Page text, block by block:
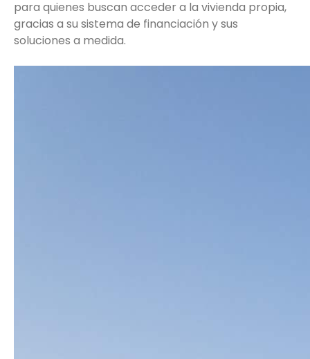
para quienes buscan acceder a la vivienda propia,
gracias a su sistema de financiación y sus
soluciones a medida.